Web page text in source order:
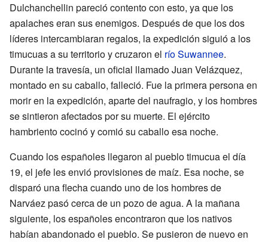
Dulchanchellin pareció contento con esto, ya que los
apalaches eran sus enemigos. Después de que los dos
líderes intercambiaran regalos, la expedición siguió a los
timucuas a su territorio y cruzaron el río Suwannee.
Durante la travesía, un oficial llamado Juan Velázquez,
montado en su caballo, falleció. Fue la primera persona en
morir en la expedición, aparte del naufragio, y los hombres
se sintieron afectados por su muerte. El ejército
hambriento cocinó y comió su caballo esa noche.
Cuando los españoles llegaron al pueblo timucua el día
19, el jefe les envió provisiones de maíz. Esa noche, se
disparó una flecha cuando uno de los hombres de
Narváez pasó cerca de un pozo de agua. A la mañana
siguiente, los españoles encontraron que los nativos
habían abandonado el pueblo. Se pusieron de nuevo en